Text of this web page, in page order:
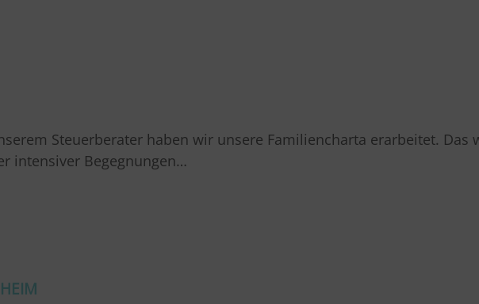
Steuerberater haben wir unsere Familiencharta erarbeitet. Das
intensiver Begegnungen…